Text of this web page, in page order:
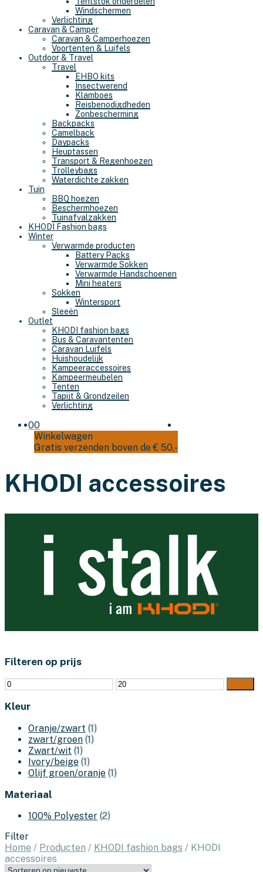
Windschermen
Verlichting
Caravan & Camper
Caravan & Camperhoezen
Voortenten & Luifels
Outdoor & Travel
Travel
EHBO kits
Insectwerend
Klamboes
Reisbenodigdheden
Zonbescherming
Backpacks
Camelback
Daypacks
Heuptassen
Transport & Regenhoezen
Trolleybags
Waterdichte zakken
Tuin
BBQ hoezen
Beschermhoezen
Tuinafvalzakken
KHODI Fashion bags
Winter
Verwarmde producten
Battery Packs
Verwarmde Sokken
Verwarmde Handschoenen
Mini heaters
Sokken
Wintersport
Sleeën
Outlet
KHODI fashion bags
Bus & Caravantenten
Caravan Luifels
Huishoudelijk
Kampeeraccessoires
Kampeermeubelen
Tenten
Tapijt & Grondzeilen
Verlichting
00
Winkelwagen
Gratis verzenden boven de € 50,-
KHODI accessoires
Filteren op prijs
Min.
prijs
Max.
prijs
Kleur
Oranje/zwart (1)
zwart/groen (1)
Zwart/wit (1)
Ivory/beige (1)
Olijf groen/oranje (1)
Materiaal
100% Polyester (2)
Filter
Home / Producten / KHODI fashion bags / KHODI
accessoires